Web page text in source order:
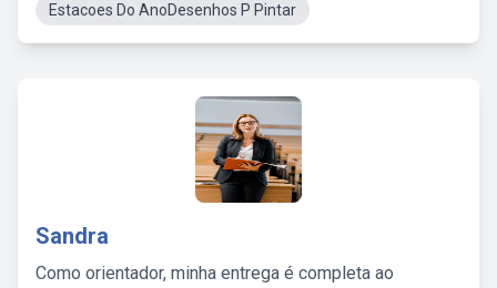
Estacoes Do AnoDesenhos P Pintar
Sandra
Como orientador, minha entrega é completa ao